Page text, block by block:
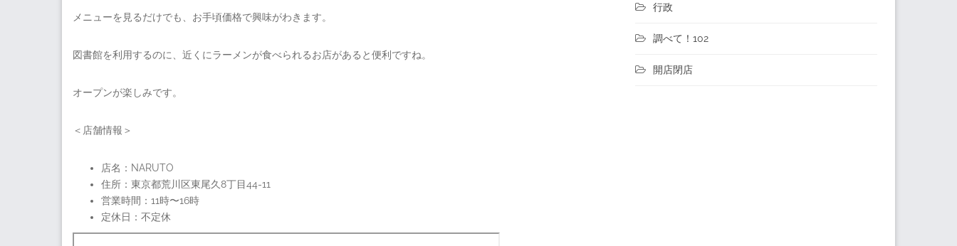
メニューを見るだけでも、お手頃価格で興味がわきます。
図書館を利用するのに、近くにラーメンが食べられるお店があると便利ですね。
オープンが楽しみです。
＜店舗情報＞
店名：NARUTO
住所：東京都荒川区東尾久8丁目44-11
営業時間：11時〜16時
定休日：不定休
行政
調べて！102
開店閉店